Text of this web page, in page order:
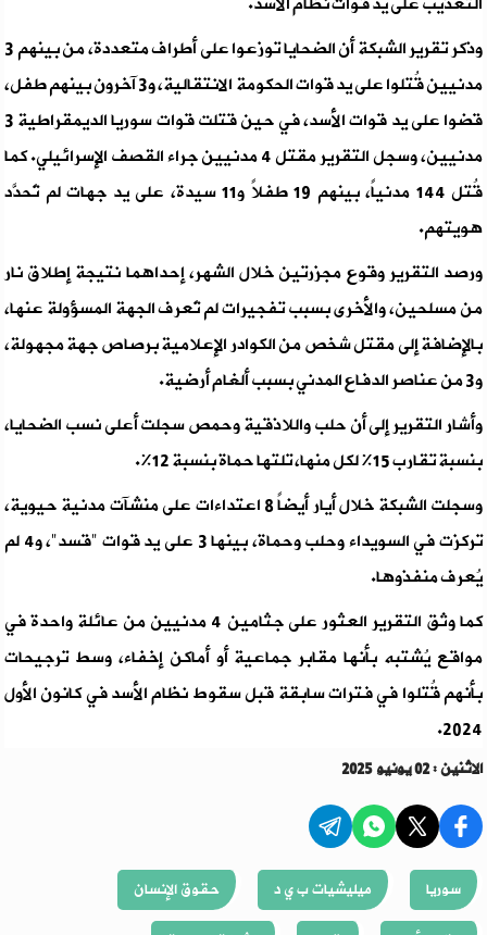
وذكر تقرير الشبكة أن الضحايا توزعوا على أطراف متعددة، من بينهم 3
مدنيين قُتلوا على يد قوات الحكومة الانتقالية، و3 آخرون بينهم طفل،
قضوا على يد قوات الأسد، في حين قتلت قوات سوريا الديمقراطية 3
مدنيين، وسجل التقرير مقتل 4 مدنيين جراء القصف الإسرائيلي. كما
قُتل 144 مدنياً، بينهم 19 طفلاً و11 سيدة، على يد جهات لم تُحدَّد
هويتهم.
ورصد التقرير وقوع مجزرتين خلال الشهر، إحداهما نتيجة إطلاق نار
من مسلحين، والأخرى بسبب تفجيرات لم تُعرف الجهة المسؤولة عنها،
بالإضافة إلى مقتل شخص من الكوادر الإعلامية برصاص جهة مجهولة،
و3 من عناصر الدفاع المدني بسبب ألغام أرضية.
وأشار التقرير إلى أن حلب واللاذقية وحمص سجلت أعلى نسب الضحايا،
بنسبة تقارب 15% لكل منها، تلتها حماة بنسبة 12%.
وسجلت الشبكة خلال أيار أيضاً 8 اعتداءات على منشآت مدنية حيوية،
تركزت في السويداء وحلب وحماة، بينها 3 على يد قوات "قسد"، و4 لم
يُعرف منفذوها.
كما وثق التقرير العثور على جثامين 4 مدنيين من عائلة واحدة في
مواقع يُشتبه بأنها مقابر جماعية أو أماكن إخفاء، وسط ترجيحات
بأنهم قُتلوا في فترات سابقة قبل سقوط نظام الأسد في كانون الأول
2024.
الاثنين : 02 يونيو 2025
سوريا ميليشيات ب ي د
حقوق الإنسان